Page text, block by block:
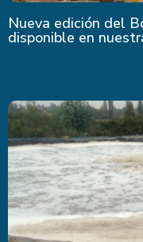
Nueva edición del
disponible en